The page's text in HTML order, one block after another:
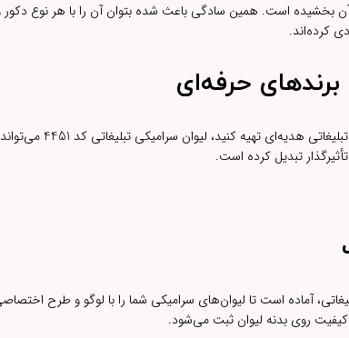
بخشیده است. همین سادگی باعث شده بتوان آن را با هر نوع
کرده‌اند.
حرفه‌ای
اگر قصد دارید برای
تبدیل کرده است.
آماده است تا لیوان‌های سرامیکی شما را با لوگو و طرح اختصاصی